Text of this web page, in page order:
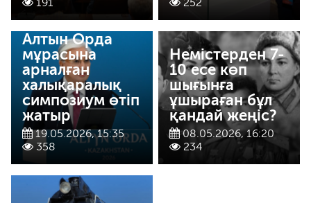
Астанада
Алтын Орда
мұрасына
арналған
халықаралық
симпозиум өтіп
жатыр
19.05.2026, 15:35
358
Немістерден 7-
10 есе көп
шығынға
ұшыраған бұл
қандай жеңіс?
08.05.2026, 16:20
234